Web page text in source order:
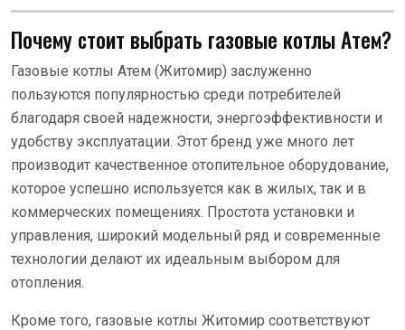
Почему стоит выбрать газовые котлы Атем?
Газовые котлы Атем (Житомир) заслуженно
пользуются популярностью среди потребителей
благодаря своей надежности, энергоэффективности и
удобству эксплуатации. Этот бренд уже много лет
производит качественное отопительное оборудование,
которое успешно используется как в жилых, так и в
коммерческих помещениях. Простота установки и
управления, широкий модельный ряд и современные
технологии делают их идеальным выбором для
отопления.
Кроме того, газовые котлы Житомир соответствуют